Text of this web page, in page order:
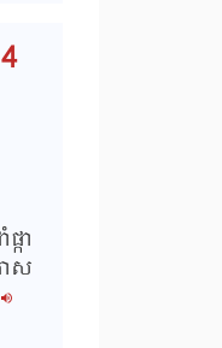
i
T
i
កា
ស